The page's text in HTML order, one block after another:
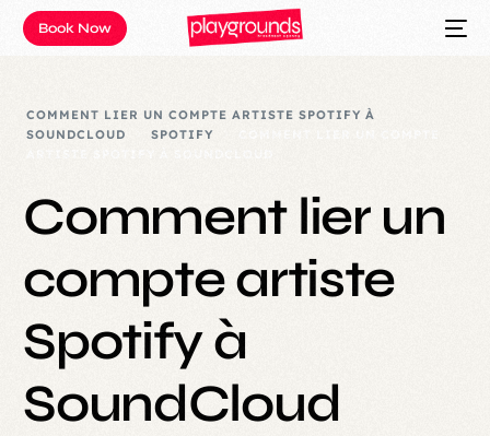
Book Now
COMMENT LIER UN COMPTE ARTISTE SPOTIFY À
SOUNDCLOUD
SPOTIFY
Comment lier un
compte artiste
Spotify à
SoundCloud